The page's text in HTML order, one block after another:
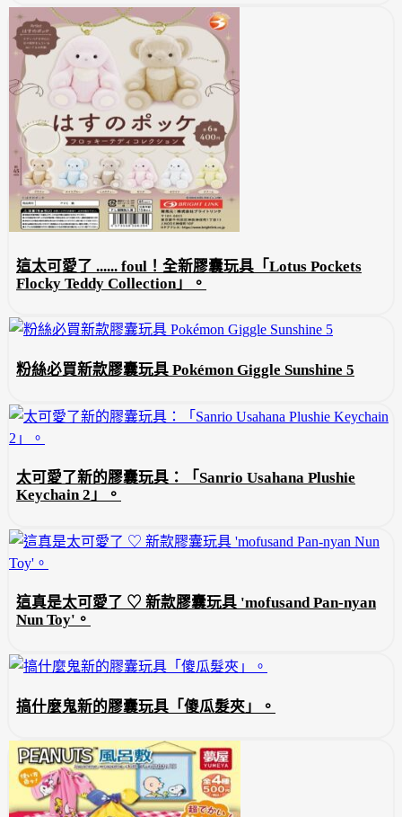
這太可愛了 ...... foul！全新膠囊玩具「Lotus Pockets
Flocky Teddy Collection」。
粉絲必買新款膠囊玩具 Pokémon Giggle Sunshine 5
太可愛了新的膠囊玩具：「Sanrio Usahana Plushie
Keychain 2」。
這真是太可愛了 ♡ 新款膠囊玩具 'mofusand Pan-nyan
Nun Toy'。
搞什麼鬼新的膠囊玩具「傻瓜髮夾」。